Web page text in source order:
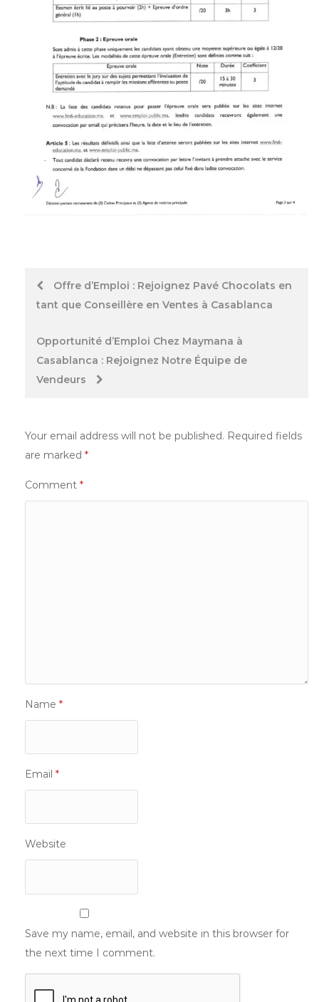
PostOffre d’Emploi : Rejoignez Pavé Chocolats en
tant que Conseillère en Ventes à Casablanca
Opportunité d’Emploi Chez Maymana à
Casablanca : Rejoignez Notre Équipe de
Vendeurs
Your email address will not be published. Required fields
are marked *
Comment *
Name *
Email *
Website
Save my name, email, and website in this browser for
the next time I comment.